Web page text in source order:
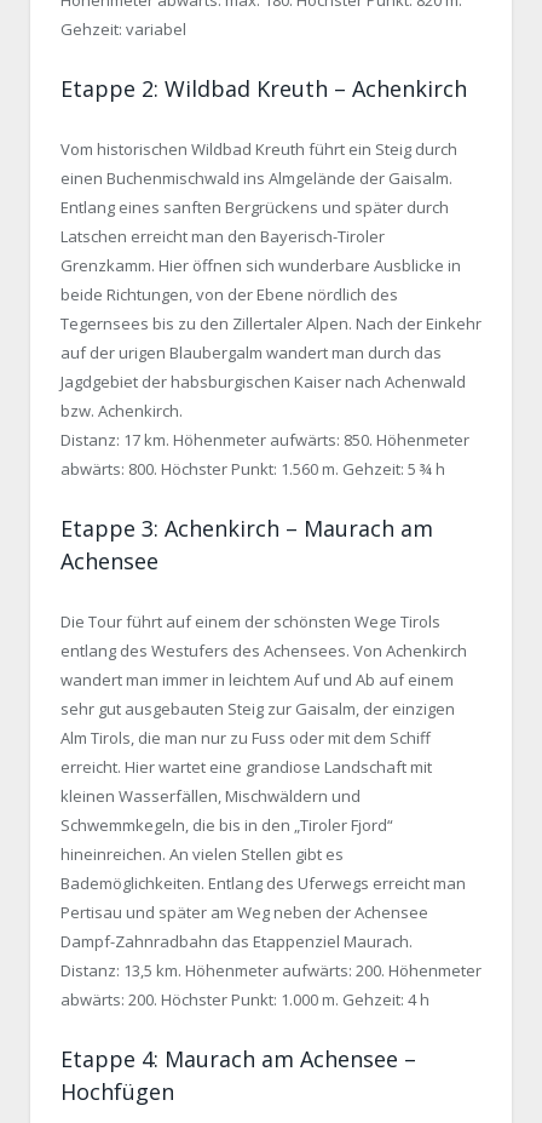
Gehzeit: variabel
Etappe 2: Wildbad Kreuth – Achenkirch
Vom historischen Wildbad Kreuth führt ein Steig durch
einen Buchenmischwald ins Almgelände der Gaisalm.
Entlang eines sanften Bergrückens und später durch
Latschen erreicht man den Bayerisch-Tiroler
Grenzkamm. Hier öffnen sich wunderbare Ausblicke in
beide Richtungen, von der Ebene nördlich des
Tegernsees bis zu den Zillertaler Alpen. Nach der Einkehr
auf der urigen Blaubergalm wandert man durch das
Jagdgebiet der habsburgischen Kaiser nach Achenwald
bzw. Achenkirch.
Distanz: 17 km. Höhenmeter aufwärts: 850. Höhenmeter
abwärts: 800. Höchster Punkt: 1.560 m. Gehzeit: 5 ¾ h
Etappe 3: Achenkirch – Maurach am
Achensee
Die Tour führt auf einem der schönsten Wege Tirols
entlang des Westufers des Achensees. Von Achenkirch
wandert man immer in leichtem Auf und Ab auf einem
sehr gut ausgebauten Steig zur Gaisalm, der einzigen
Alm Tirols, die man nur zu Fuss oder mit dem Schiff
erreicht. Hier wartet eine grandiose Landschaft mit
kleinen Wasserfällen, Mischwäldern und
Schwemmkegeln, die bis in den „Tiroler Fjord“
hineinreichen. An vielen Stellen gibt es
Bademöglichkeiten. Entlang des Uferwegs erreicht man
Pertisau und später am Weg neben der Achensee
Dampf-Zahnradbahn das Etappenziel Maurach.
Distanz: 13,5 km. Höhenmeter aufwärts: 200. Höhenmeter
abwärts: 200. Höchster Punkt: 1.000 m. Gehzeit: 4 h
Etappe 4: Maurach am Achensee –
Hochfügen